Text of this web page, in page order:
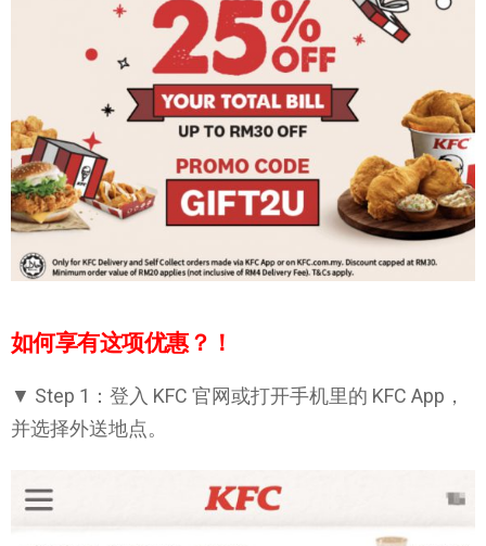
如何享有这项优惠？！
▼ Step 1：登入 KFC 官网或打开手机里的 KFC App，
并选择外送地点。